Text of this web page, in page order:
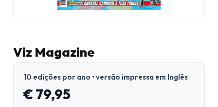
Viz Magazine
10 edições por ano • versão impressa em Inglês
€ 79,95